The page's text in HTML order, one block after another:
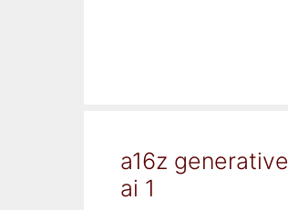
a16z generative
ai 1